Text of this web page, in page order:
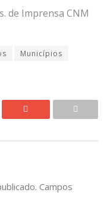
de Imprensa CNM
Municípios
Campos